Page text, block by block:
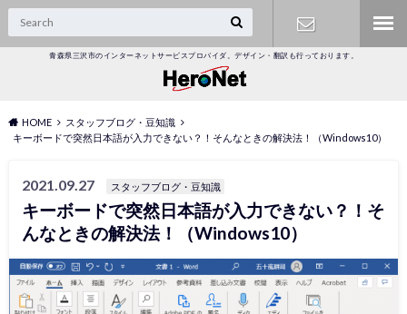
青森県三沢市のインターネットサービスプロバイダ。デザイン・翻訳も行っております。
HOME
スタッフブログ・豆知識
キーボードで突然日本語が入力できない？！そんなときの解決法！（Windows10）
2021.09.27 スタッフブログ・豆知識
キーボードで突然日本語が入力できない？！そ
んなときの解決法！（Windows10）